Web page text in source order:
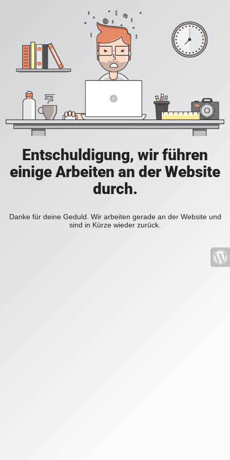
Entschuldigung, wir führen
einige Arbeiten an der Website
durch.
Danke für deine Geduld. Wir arbeiten gerade an der Website und
sind in Kürze wieder zurück.